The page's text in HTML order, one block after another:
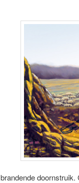
brandende